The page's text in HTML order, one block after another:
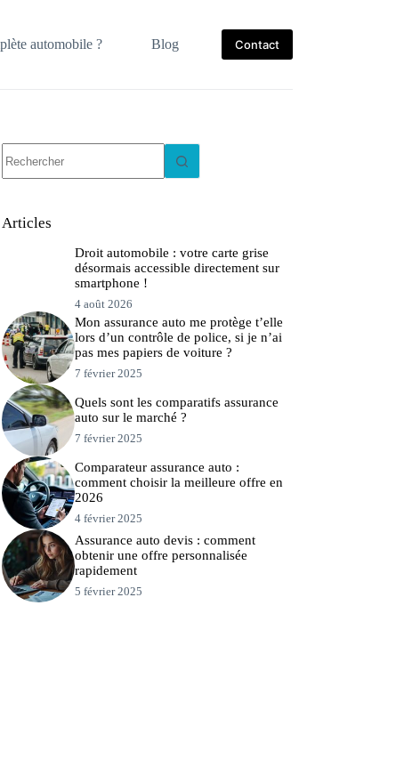
automobile ? Blog Contact
résultat
Articles
Droit automobile : votre carte grise
désormais accessible directement sur
smartphone !
4 août 2026
Mon assurance auto me protège t’elle
lors d’un contrôle de police, si je n’ai
pas mes papiers de voiture ?
7 février 2025
Quels sont les comparatifs assurance
auto sur le marché ?
7 février 2025
Comparateur assurance auto :
comment choisir la meilleure offre en
2026
4 février 2025
Assurance auto devis : comment
obtenir une offre personnalisée
rapidement
5 février 2025